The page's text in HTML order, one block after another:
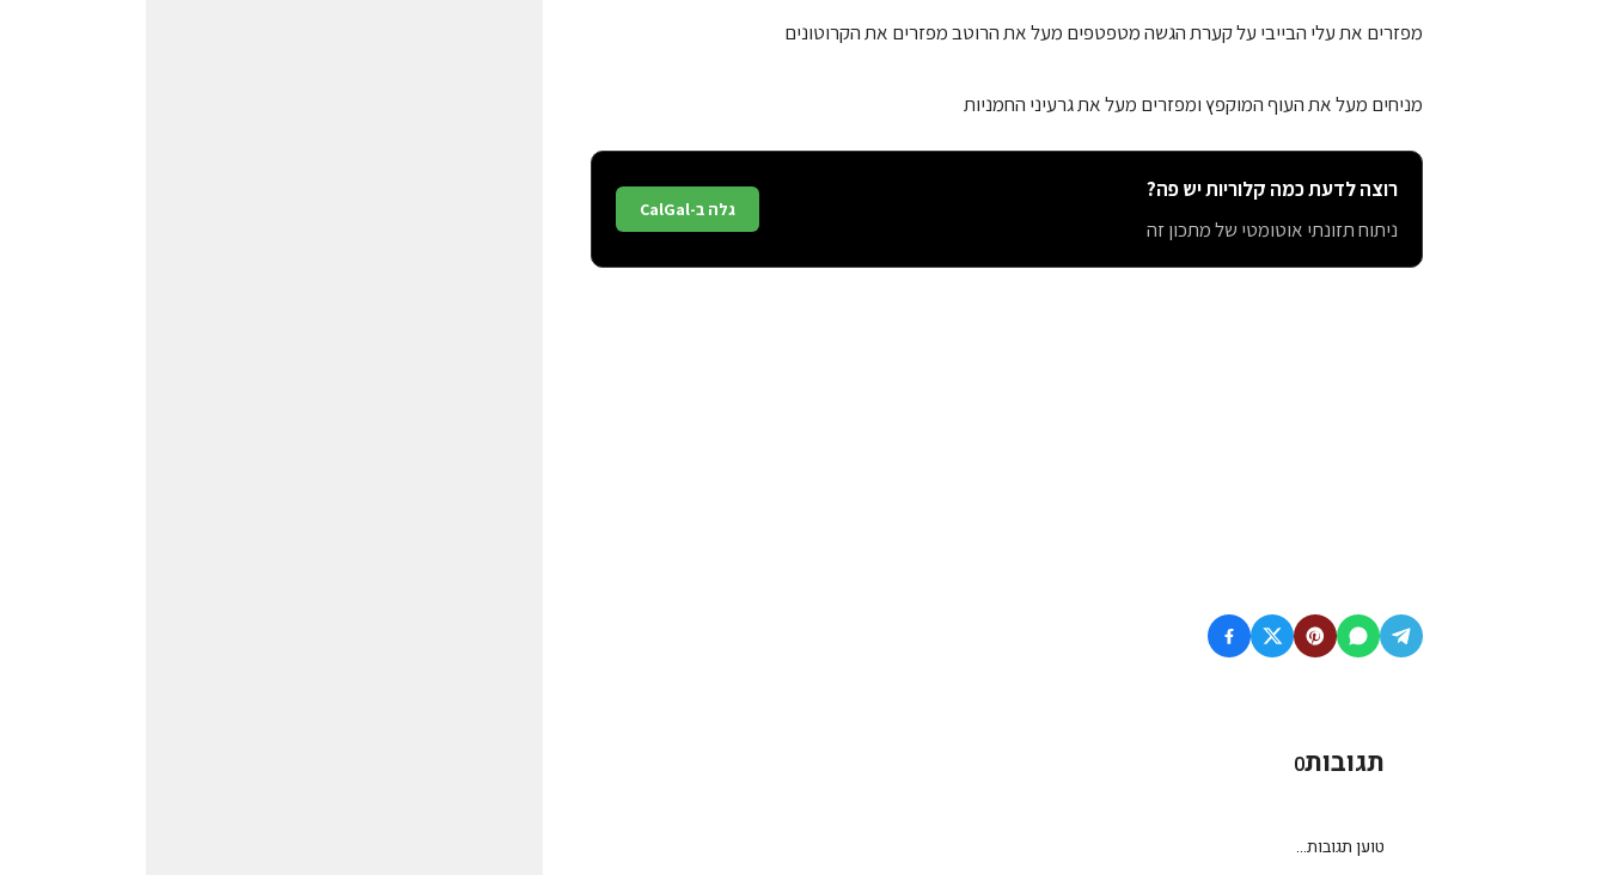
מפזרים את עלי הבייבי על קערת הגשה מטפטפים מעל את הרוטב מפזרים את הקרוטונים
מניחים מעל את העוף המוקפץ ומפזרים מעל את גרעיני החמניות
רוצה לדעת כמה קלוריות יש פה?
ניתוח תזונתי אוטומטי של מתכון זה
גלה ב-CalGal
תגובות0
טוען תגובות...